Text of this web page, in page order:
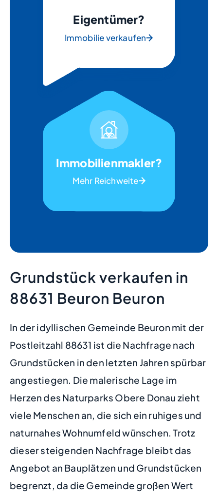
Eigentümer?
Immobilie verkaufen
Immobilienmakler?
Mehr Reichweite
Grundstück verkaufen in
88631 Beuron Beuron
In der idyllischen Gemeinde Beuron mit der
Postleitzahl 88631 ist die Nachfrage nach
Grundstücken in den letzten Jahren spürbar
angestiegen. Die malerische Lage im
Herzen des Naturparks Obere Donau zieht
viele Menschen an, die sich ein ruhiges und
naturnahes Wohnumfeld wünschen. Trotz
dieser steigenden Nachfrage bleibt das
Angebot an Bauplätzen und Grundstücken
begrenzt, da die Gemeinde großen Wert